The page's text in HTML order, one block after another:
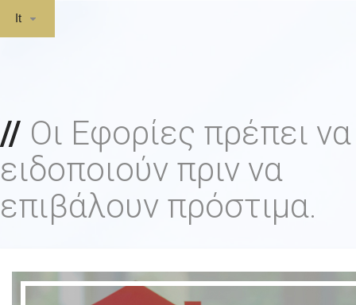
Οι Εφορίες πρέπει να
ειδοποιούν πριν να
επιβάλουν πρόστιμα.
It